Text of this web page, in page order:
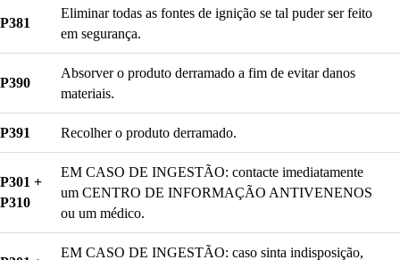
P381
Eliminar todas as fontes de ignição se tal puder ser feito
em segurança.
P390
Absorver o produto derramado a fim de evitar danos
materiais.
P391 Recolher o produto derramado.
P301 +
P310
EM CASO DE INGESTÃO: contacte imediatamente
um CENTRO DE INFORMAÇÃO ANTIVENENOS
ou um médico.
EM CASO DE INGESTÃO: caso sinta indisposição,